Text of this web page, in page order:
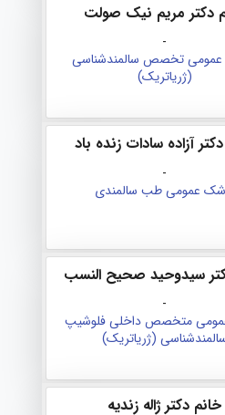
دکتر مریم نیک صولت
-
تخصص سالمندشناسی
(ژریاتریک)
آزاده سادات زنده باد
-
عمومیطب سالمندی
سیدوحید صحیح النسب
-
متخصص داخلیفلوشیپ
(ژریاتریک)
خانم دکتر ژاله زندیه